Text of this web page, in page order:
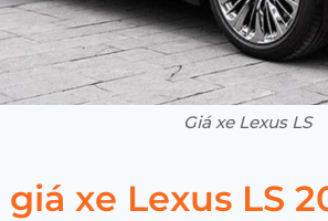
Giá xe Lexus LS
xe Lexus LS